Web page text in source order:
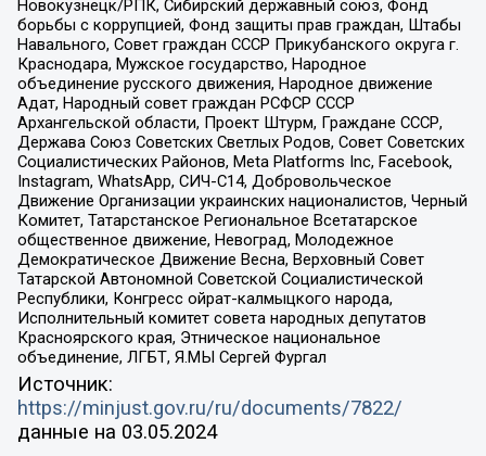
Новокузнецк/РПК, Сибирский державный союз, Фонд
борьбы с коррупцией, Фонд защиты прав граждан, Штабы
Навального, Совет граждан СССР Прикубанского округа г.
Краснодара, Мужское государство, Народное
объединение русского движения, Народное движение
Адат, Народный совет граждан РСФСР СССР
Архангельской области, Проект Штурм, Граждане СССР,
Держава Союз Советских Светлых Родов, Совет Советских
Социалистических Районов, Meta Platforms Inc, Facebook,
Instagram, WhatsApp, СИЧ-С14, Добровольческое
Движение Организации украинских националистов, Черный
Комитет, Татарстанское Региональное Всетатарское
общественное движение, Невоград, Молодежное
Демократическое Движение Весна, Верховный Совет
Татарской Автономной Советской Социалистической
Республики, Конгресс ойрат-калмыцкого народа,
Исполнительный комитет совета народных депутатов
Красноярского края, Этническое национальное
объединение, ЛГБТ, Я.МЫ Сергей Фургал
Источник:
https://minjust.gov.ru/ru/documents/7822/
данные на 03.05.2024